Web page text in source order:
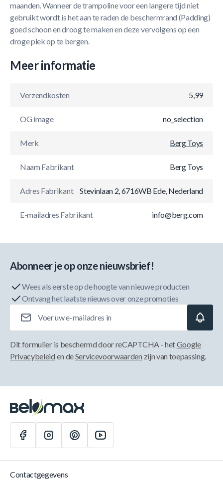
maanden. Wanneer de trampoline voor een langere tijd niet
gebruikt wordt is het aan te raden de beschermrand (Padding)
goed schoon en droog te maken en deze vervolgens op een
droge plek op te bergen.
Meer informatie
Verzendkosten 5,99
OG image no_selection
Merk Berg Toys
Naam Fabrikant Berg Toys
Adres Fabrikant Stevinlaan 2, 6716WB Ede, Nederland
E-mailadres Fabrikant info@berg.com
Abonneer je op onze nieuwsbrief!
Wees als eerste op de hoogte van nieuwe producten
Ontvang het laatste nieuws over onze promoties
Dit formulier is beschermd door reCAPTCHA - hetGoogle
Privacybeleid en deServicevoorwaarden zijn van toepassing.
Contactgegevens